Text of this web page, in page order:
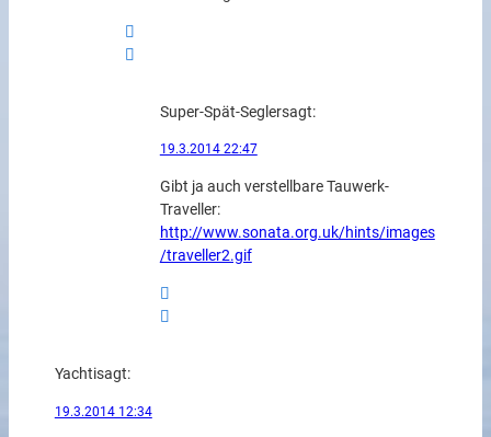
Super-Spät-Seglersagt:
19.3.2014 22:47
Gibt ja auch verstellbare Tauwerk-
Traveller:
http://www.sonata.org.uk/hints/images
/traveller2.gif
Yachtisagt:
19.3.2014 12:34